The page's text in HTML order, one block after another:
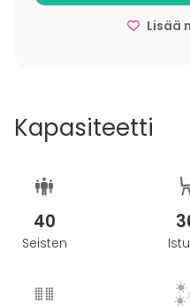
Lisää
Kapasiteetti
40
Seisten